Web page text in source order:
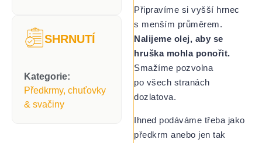
SHRNUTÍ
Kategorie:
Předkrmy, chuťovky
& svačiny
Připravíme si vyšší hrnec
s menším průměrem.
Nalijeme olej, aby se
hruška mohla ponořit.
Smažíme pozvolna
po všech stranách
dozlatova.
Ihned podáváme třeba jako
předkrm anebo jen tak